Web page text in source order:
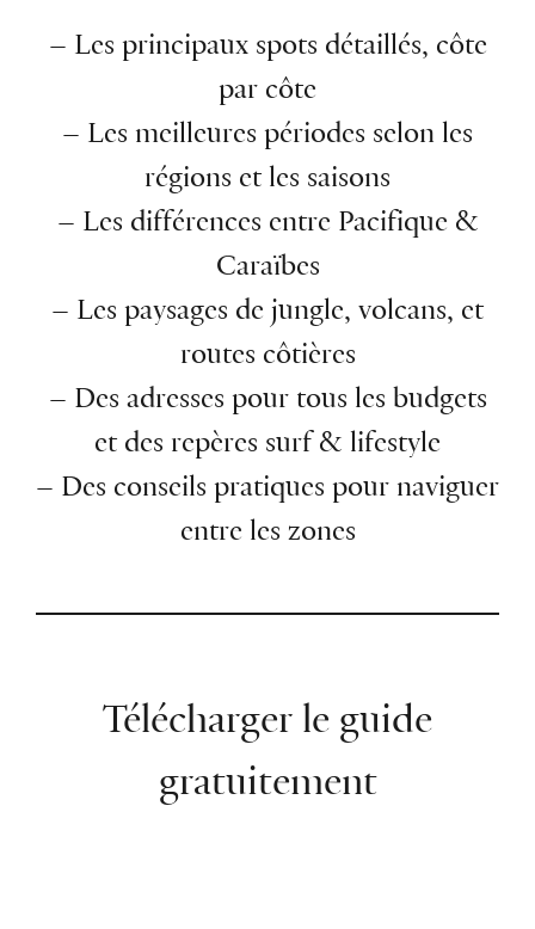
– Les principaux spots détaillés, côte
par côte
– Les meilleures périodes selon les
régions et les saisons
– Les différences entre Pacifique &
Caraïbes
– Les paysages de jungle, volcans, et
routes côtières
– Des adresses pour tous les budgets
et des repères surf & lifestyle
– Des conseils pratiques pour naviguer
entre les zones
Télécharger le guide
gratuitement